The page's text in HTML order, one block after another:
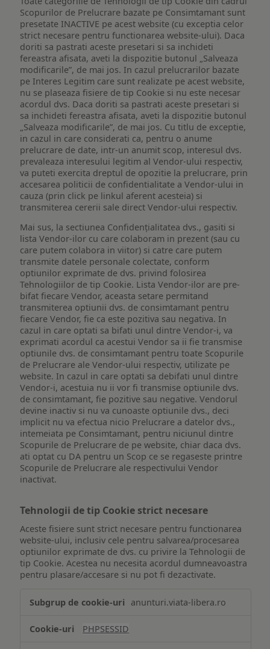
Scopurilor de Prelucrare bazate pe Consimtamant sunt
presetate INACTIVE pe acest website (cu exceptia celor
strict necesare pentru functionarea website-ului). Daca
doriti sa pastrati aceste presetari si sa inchideti
fereastra afisata, aveti la dispozitie butonul „Salveaza
modificarile”, de mai jos. In cazul prelucrarilor bazate
pe Interes Legitim care sunt realizate pe acest website,
nu se plaseaza fisiere de tip Cookie si nu este necesar
acordul dvs. Daca doriti sa pastrati aceste presetari si
sa inchideti fereastra afisata, aveti la dispozitie butonul
„Salveaza modificarile”, de mai jos. Cu titlu de exceptie,
in cazul in care considerati ca, pentru o anume
prelucrare de date, intr-un anumit scop, interesul dvs.
prevaleaza interesului legitim al Vendor-ului respectiv,
va puteti exercita dreptul de opozitie la prelucrare, prin
accesarea politicii de confidentialitate a Vendor-ului in
cauza (prin click pe linkul aferent acesteia) si
transmiterea cererii sale direct Vendor-ului respectiv.
Mai sus, la sectiunea Confidențialitatea dvs., gasiti si
lista Vendor-ilor cu care colaboram in prezent (sau cu
care putem colabora in viitor) si catre care putem
transmite datele personale colectate, conform
optiunilor exprimate de dvs. privind folosirea
Tehnologiilor de tip Cookie. Lista Vendor-ilor are pre-
bifat fiecare Vendor, aceasta setare permitand
transmiterea optiunii dvs. de consimtamant pentru
fiecare Vendor, fie ca este pozitiva sau negativa. In
cazul in care optati sa bifati unul dintre Vendor-i, va
exprimati acordul ca acestui Vendor sa ii fie transmise
optiunile dvs. de consimtamant pentru toate Scopurile
de Prelucrare ale Vendor-ului respectiv, utilizate pe
website. In cazul in care optati sa debifati unul dintre
Vendor-i, acestuia nu ii vor fi transmise optiunile dvs.
de consimtamant, fie pozitive sau negative. Vendorul
devine inactiv si nu va cunoaste optiunile dvs., deci
implicit nu va efectua nicio Prelucrare a datelor dvs.,
intemeiata pe Consimtamant, pentru niciunul dintre
Scopurile de Prelucrare de pe website, chiar daca dvs.
ati optat cu DA pentru un Scop ce se regaseste printre
Scopurile de Prelucrare ale respectivului Vendor
inactivat.
Tehnologii de tip Cookie strict necesare
Aceste fisiere sunt strict necesare pentru functionarea
website-ului, inclusiv cele pentru salvarea/procesarea
optiunilor exprimate de dvs. cu privire la Tehnologii de
tip Cookie. Acestea nu necesita acordul dumneavoastra
pentru plasare/accesare si nu pot fi dezactivate.
de
Cookie
anunturi.viata-libera.ro
PHPSESSID